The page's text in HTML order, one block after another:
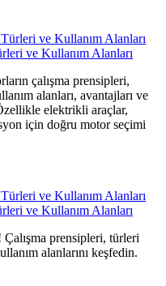
ve Kullanım Alanları
çalışma prensipleri,
alanları, avantajları ve
elektrikli araçlar,
için doğru motor seçimi
ve Kullanım Alanları
prensipleri, türleri
alanlarını keşfedin.